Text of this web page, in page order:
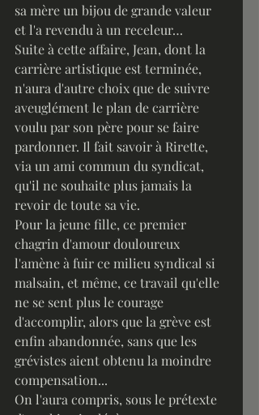
sa mère un bijou de grande valeur
et l'a revendu à un receleur…
Suite à cette affaire, Jean, dont la
carrière artistique est terminée,
n'aura d'autre choix que de suivre
aveuglément le plan de carrière
voulu par son père pour se faire
pardonner. Il fait savoir à Rirette,
via un ami commun du syndicat,
qu'il ne souhaite plus jamais la
revoir de toute sa vie.
Pour la jeune fille, ce premier
chagrin d'amour douloureux
l'amène à fuir ce milieu syndical si
malsain, et même, ce travail qu'elle
ne se sent plus le courage
d'accomplir, alors que la grève est
enfin abandonnée, sans que les
grévistes aient obtenu la moindre
compensation...
On l'aura compris, sous le prétexte